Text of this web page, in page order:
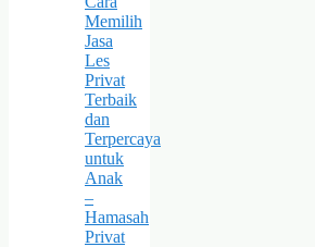
Memilih
Jasa
Les
Privat
Terbaik
dan
Terpercaya
untuk
Anak
–
Hamasah
Privat